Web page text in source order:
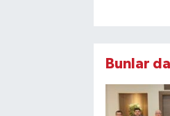
Bunlar